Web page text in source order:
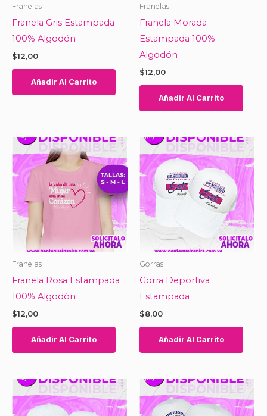
Franelas
Franela Gris Estampada
100% Algodón
$12,00
Añadir Al Carrito
Franelas
Franela Morada
Estampada 100%
Algodón
$12,00
Añadir Al Carrito
Franelas
Franela Rosa Estampada
100% Algodón
$12,00
Añadir Al Carrito
Gorras
Gorra Deportiva
Estampada
$8,00
Añadir Al Carrito